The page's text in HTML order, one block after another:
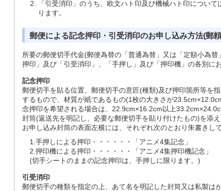
「引受消印」のうち、欧文ハト印及び機械ハト印につい
ります。
郵便による記念押印・引受消印のお申し込み方法(郵
所要の郵便切手代金(郵便為替の「普通為替」又は「定額小為
押印」及び「引受消印」、「手押し」及び「押印機」の各別に
記念押印
郵便切手を貼る位置、郵便切手の意匠(種類)及び押印箇所等を
するもので、材質が紙であるもの(1枚の大きさが
念押印を希望される場合は、22.9cm×16.2cm以上
封筒(返送先を明記し、必要な郵便切手を貼り付けたもの)を添
お申し込み封筒の表面左横には、それぞれ次のとおり朱書きし
1. 手押しによる押印 ・・・・・・
「アニメ4集記念」
2. 押印機による押印 ・・・・・・
「アニメ4集押印機記念」
(切手シートのままの記念押印は、手押しに限ります。)
引受消印
郵便切手の種類を指定の上、あて名を明記した封筒又は私製は